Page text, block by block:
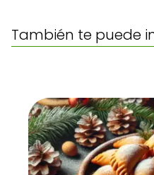
También te puede